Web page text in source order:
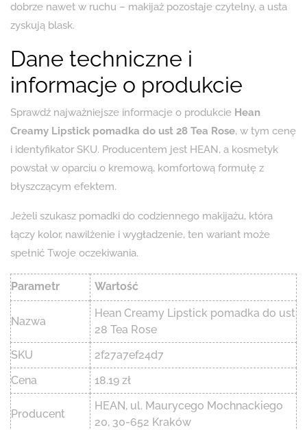
dobrze nawet w ruchu – makijaż pozostaje czytelny, a usta
zyskują blask.
Dane techniczne i
informacje o produkcie
Sprawdź najważniejsze informacje o produkcie Hean
Creamy Lipstick pomadka do ust 28 Tea Rose, w tym cenę
i identyfikator SKU. Producentem jest HEAN, a kosmetyk
powstał w oparciu o kremową, komfortową formułę z
błyszczącym efektem.
Jeżeli szukasz pomadki do codziennego makijażu, która
łączy kolor, nawilżenie i wygładzenie, ten wariant może
spełnić Twoje oczekiwania.
Parametr Wartość
Nazwa
Hean Creamy Lipstick pomadka do ust
28 Tea Rose
SKU
2f27a7ef24d7
Cena
18.19 zł
Producent
HEAN, ul. Maurycego Mochnackiego
20, 30-652 Kraków